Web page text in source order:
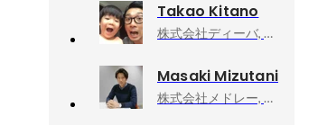
Takao Kitano
株式会社ディーバ, 管理部採用課 アシスタントマネージャー
Masaki Mizutani
株式会社メドレー, 患者プロダクト開発室 室長